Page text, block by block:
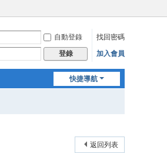
自動登錄
找回密碼
登錄 加入會員
快捷導航
返回列表